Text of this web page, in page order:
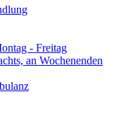
- Freitag
an Wochenenden